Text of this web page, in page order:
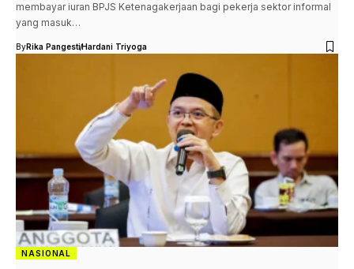
membayar iuran BPJS Ketenagakerjaan bagi pekerja sektor informal
yang masuk…
ByRika PangestiHardani Triyoga
NASIONAL